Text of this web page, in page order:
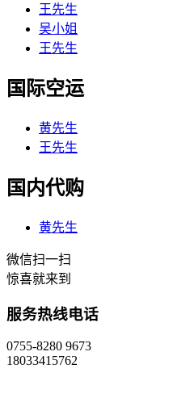
王先生
吴小姐
王先生
国际空运
黄先生
王先生
国内代购
黄先生
微信扫一扫
惊喜就来到
服务热线电话
0755-8280 9673
18033415762